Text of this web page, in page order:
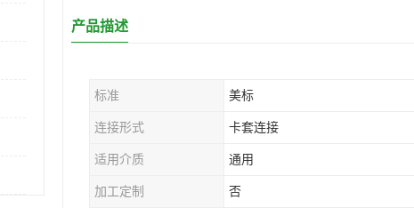
产品描述
标准 美标
连接形式 卡套连接
适用介质 通用
加工定制 否